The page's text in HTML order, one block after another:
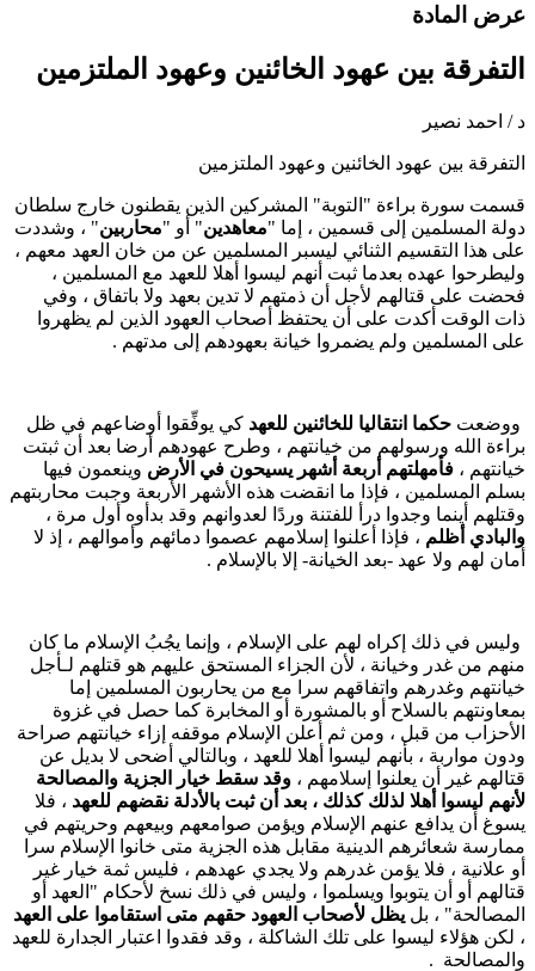
المادة
بين عهود الخائنين وعهود الملتزمين
/ احمد نصير
بين عهود الخائنين وعهود الملتزمين
سورة براءة "التوبة" المشركين الذين يقطنون خارج سلطان
المسلمين إلى قسمين ، إما " معاهدين" أو " محاربين" ، وشددت
هذا التقسيم الثنائي ليسبر المسلمين عن من خان العهد معهم ،
عهده بعدما ثبت أنهم ليسوا أهلا للعهد مع المسلمين ،
على قتالهم لأجل أن ذمتهم لا تدين بعهد ولا باتفاق ، وفي
الوقت أكدت على أن يحتفظ أصحاب العهود الذين لم يظهروا
المسلمين ولم يضمروا خيانة بعهودهم إلى مدتهم .
حكما انتقاليا للخائنين للعهدكي يوفِّقوا أوضاعهم في ظل
الله ورسولهم من خيانتهم ، وطرح عهودهم أرضا بعد أن ثبتت
، فأمهلتهم أربعة أشهر يسيحون في الأرضوينعمون فيها
المسلمين ، فإذا ما انقضت هذه الأشهر الأربعة وجبت محاربتهم
أينما وجدوا درأ للفتنة وردًا لعدوانهم وقد بدأوه أول مرة ،
أظلم، فإذا أعلنوا إسلامهم عصموا دمائهم وأموالهم ، إذ لا
لهم ولا عهد -بعد الخيانة- إلا بالإسلام .
في ذلك إكراه لهم على الإسلام ، وإنما يجُبُ الإسلام ما كان
من غدر وخيانة ، لأن الجزاء المستحق عليهم هو قتلهم لـأجل
وغدرهم واتفاقهم سرا مع من يحاربون المسلمين إما
بالسلاح أو بالمشورة أو المخابرة كما حصل في غزوة
من قبل ، ومن ثم أعلن الإسلام موقفه إزاء خيانتهم صراحة
مواربة ، بأنهم ليسوا أهلا للعهد ، وبالتالي أضحى لا بديل عن
غير أن يعلنوا إسلامهم ، وقد سقط خيار الجزية والمصالحة
ليسوا أهلا لذلك كذلك ، بعد أن ثبت بالأدلة نقضهم للعهد، فلا
أن يدافع عنهم الإسلام ويؤمن صوامعهم وبيعهم وحريتهم في
شعائرهم الدينية مقابل هذه الجزية متى خانوا الإسلام سرا
علانية ، فلا يؤمن غدرهم ولا يجدي عهدهم ، فليس ثمة خيار غير
أو أن يتوبوا ويسلموا ، وليس في ذلك نسخ لأحكام "العهد أو
، بل يظل لأصحاب العهود حقهم متى استقاموا على العهد
لكن هؤلاء ليسوا على تلك الشاكلة ، وقد فقدوا اعتبار الجدارة للعهد
.